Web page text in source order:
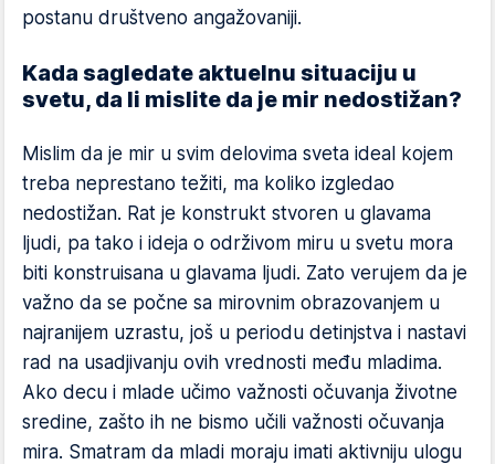
postanu društveno angažovaniji.
Kada sagledate aktuelnu situaciju u
svetu, da li mislite da je mir nedostižan?
Mislim da je mir u svim delovima sveta ideal kojem
treba neprestano težiti, ma koliko izgledao
nedostižan. Rat je konstrukt stvoren u glavama
ljudi, pa tako i ideja o održivom miru u svetu mora
biti konstruisana u glavama ljudi. Zato verujem da je
važno da se počne sa mirovnim obrazovanjem u
najranijem uzrastu, još u periodu detinjstva i nastavi
rad na usadjivanju ovih vrednosti među mladima.
Ako decu i mlade učimo važnosti očuvanja životne
sredine, zašto ih ne bismo učili važnosti očuvanja
mira. Smatram da mladi moraju imati aktivniju ulogu